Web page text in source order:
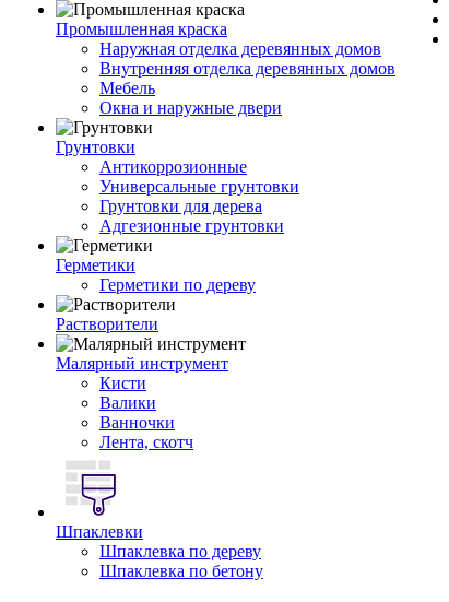
Промышленная краска
Наружная отделка деревянных домов
Внутренняя отделка деревянных домов
Мебель
Окна и наружные двери
Грунтовки
Антикоррозионные
Универсальные грунтовки
Грунтовки для дерева
Адгезионные грунтовки
Герметики
Герметики по дереву
Растворители
Малярный инструмент
Кисти
Валики
Ванночки
Лента, скотч
Шпаклевки
Шпаклевка по дереву
Шпаклевка по бетону